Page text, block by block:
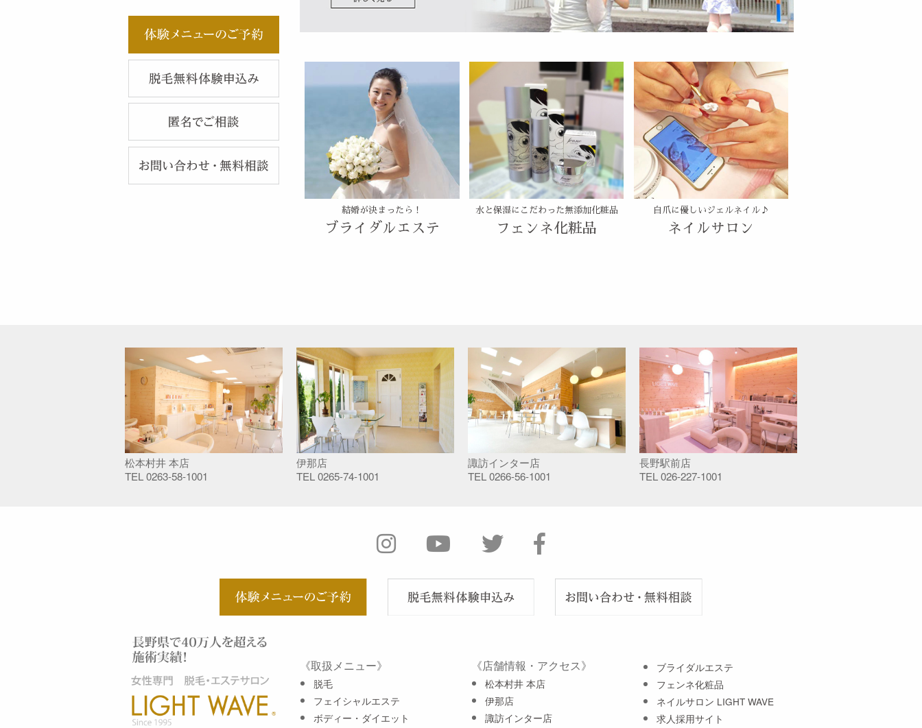
結婚が決まったら！
ブライダルエステ
水と保湿にこだわった無添加化粧品
フェンネ化粧品
自爪に優しいジェルネイル♪
ネイルサロン
松本村井 本店
TEL0263-58-1001
伊那店
TEL0265-74-1001
諏訪インター店
TEL0266-56-1001
長野駅前店
TEL026-227-1001
《取扱メニュー》
脱毛
フェイシャルエステ
ボディー・ダイエット
《店舗情報・アクセス》
松本村井 本店
伊那店
諏訪インター店
ブライダルエステ
フェンネ化粧品
ネイルサロン LIGHT WAVE
求人採用サイト